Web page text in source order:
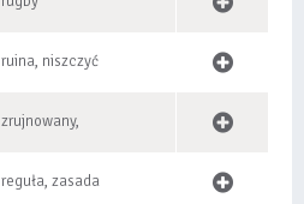
ruina, niszczyć
zrujnowany,
reguła, zasada